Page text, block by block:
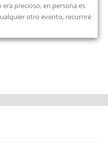
precioso, en persona es
otro evento, recurriré